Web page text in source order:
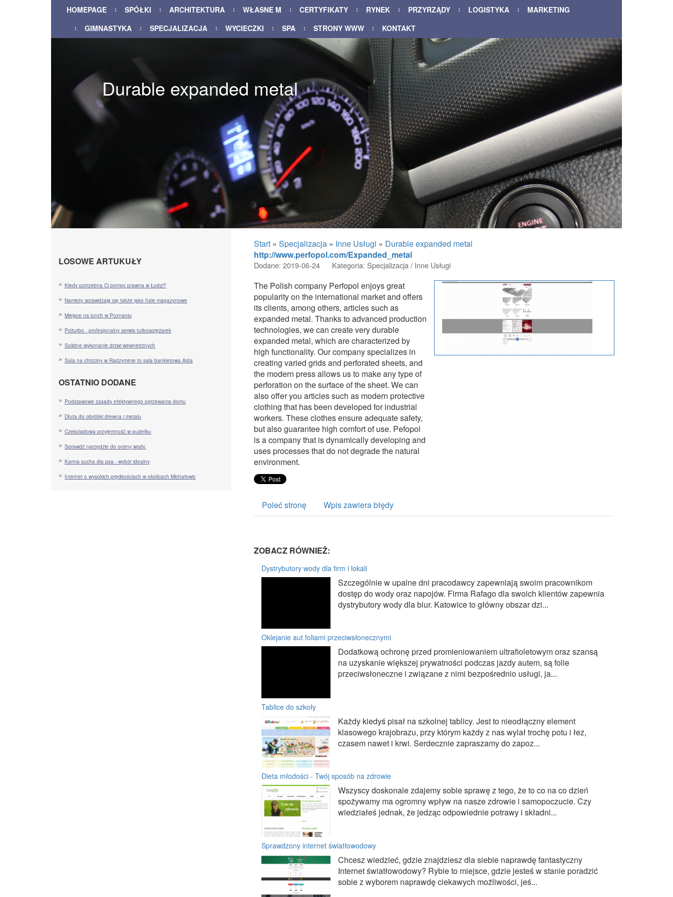
HOMEPAGE SPÓŁKI ARCHITEKTURA WŁASNE M CERTYFIKATY RYNEK PRZYRZĄDY LOGISTYKA
MARKETING
GIMNASTYKA
SPECJALIZACJA WYCIECZKI SPA STRONY WWW KONTAKT
Durable expanded metal
Start » Specjalizacja » Inne Usługi » Durable expanded metal
http://www.perfopol.com/Expanded_metal
Dodane: 2019-06-24 Kategoria: Specjalizacja / Inne Usługi
The Polish company Perfopol enjoys great
popularity on the international market and offers
its clients, among others, articles such as
expanded metal. Thanks to advanced production
technologies, we can create very durable
expanded metal, which are characterized by
high functionality. Our company specializes in
creating varied grids and perforated sheets, and
the modern press allows us to make any type of
perforation on the surface of the sheet. We can
also offer you articles such as modern protective
clothing that has been developed for industrial
workers. These clothes ensure adequate safety,
but also guarantee high comfort of use. Pefopol
is a company that is dynamically developing and
uses processes that do not degrade the natural
environment.
Poleć stronę Wpis zawiera błędy
ZOBACZ RÓWNIEŻ:
Dystrybutory wody dla firm i lokali
Szczególnie w upalne dni pracodawcy zapewniają swoim pracownikom
dostęp do wody oraz napojów. Firma Rafago dla swoich klientów zapewnia
dystrybutory wody dla biur. Katowice to główny obszar dzi...
Oklejanie aut foliami przeciwsłonecznymi
Dodatkową ochronę przed promieniowaniem ultrafioletowym oraz szansą
na uzyskanie większej prywatności podczas jazdy autem, są folie
przeciwsłoneczne i związane z nimi bezpośrednio usługi, ja...
Tablice do szkoły
Każdy kiedyś pisał na szkolnej tablicy. Jest to nieodłączny element
klasowego krajobrazu, przy którym każdy z nas wylał trochę potu i łez,
czasem nawet i krwi. Serdecznie zapraszamy do zapoz...
Dieta młodości - Twój sposób na zdrowie
Wszyscy doskonale zdajemy sobie sprawę z tego, że to co na co dzień
spożywamy ma ogromny wpływ na nasze zdrowie i samopoczucie. Czy
wiedziałeś jednak, że jedząc odpowiednie potrawy i składni...
Sprawdzony internet światłowodowy
Chcesz wiedzieć, gdzie znajdziesz dla siebie naprawdę fantastyczny
Internet światłowodowy? Rybie to miejsce, gdzie jesteś w stanie poradzić
sobie z wyborem naprawdę ciekawych możliwości, jeś...
LOSOWE ARTUKUŁY
Kiedy potrzebna Ci pomoc prawna w Łodzi?
Namioty sprawdzają się także jako hale magazynowe
Miejsce na lunch w Poznaniu
Polturbo - profesjonalny serwis turbosprężarek
Solidne wykonanie drzwi wewnetrznych
Sala na chrzciny w Radzyminie to sala bankietowa Aida
OSTATNIO DODANE
Podstawowe zasady efektywnego ogrzewania domu
Dłuta do obróbki drewna i metalu
Czekoladowa przyjemność w pudełku
Sprawdź narzędzie do oceny wody.
Karma sucha dla psa - wybór idealny
Internet o wysokich prędkościach w okolicach Michałowic